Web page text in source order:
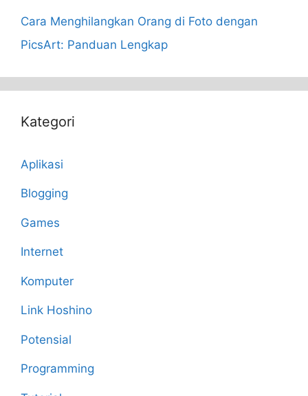
Cara Menghilangkan Orang di Foto dengan
PicsArt: Panduan Lengkap
Kategori
Aplikasi
Blogging
Games
Internet
Komputer
Link Hoshino
Potensial
Programming